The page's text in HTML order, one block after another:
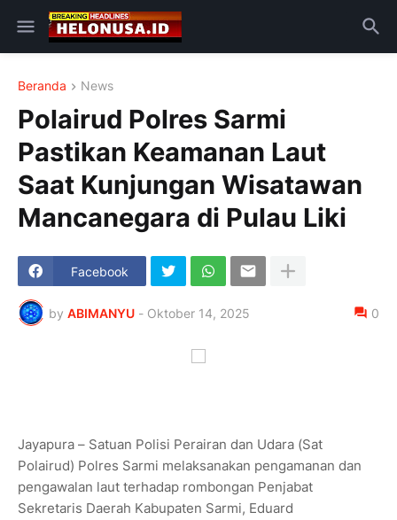
Beranda News
Polairud Polres Sarmi
Pastikan Keamanan Laut
Saat Kunjungan Wisatawan
Mancanegara di Pulau Liki
Facebook
by ABIMANYU - Oktober 14, 2025 0
Jayapura – Satuan Polisi Perairan dan Udara (Sat
Polairud) Polres Sarmi melaksanakan pengamanan dan
pengawalan laut terhadap rombongan Penjabat
Sekretaris Daerah Kabupaten Sarmi, Eduard